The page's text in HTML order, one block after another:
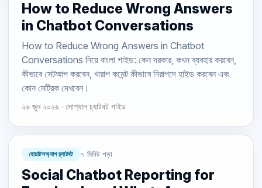
How to Reduce Wrong Answers
in Chatbot Conversations
How to Reduce Wrong Answers in Chatbot
Conversations নিয়ে বাংলা গাইড: কেন দরকার, কখন ব্যবহার করবেন,
কীভাবে সেটআপ করবেন, খারাপ কমেন্ট কীভাবে নিরাপদে হাইড করবেন এবং
কোন মেট্রিক দেখবেন।
২৬ জুন ২০২৬ · সোশ্যাল চ্যাটবট গাইড
হোয়াটসঅ্যাপ চ্যাটবট ৭ মিনিট পড়া
Social Chatbot Reporting for